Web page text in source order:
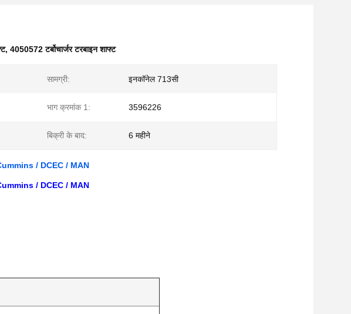
, 4050572 टर्बोचार्जर टरबाइन शाफ्ट
सामग्री: इनकॉनेल 713सी
भाग क्रमांक 1: 3596226
बिक्री के बाद: 6 महीने
/ DCEC / MAN
/ DCEC / MAN